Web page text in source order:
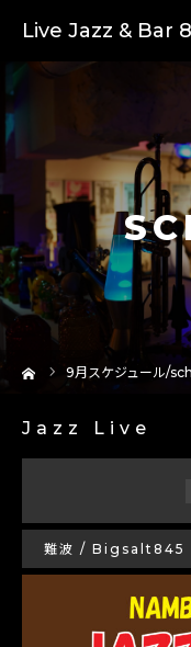
Live Jazz & Bar
9月スケジュール/
Jazz Live
難波 / Bigsalt845